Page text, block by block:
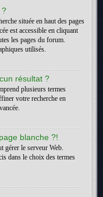
?
située en haut des pages
est accessible en cliquant
les pages du forum.
utilisés.
résultat ?
plusieurs termes
votre recherche en
blanche ?!
gérer le serveur Web.
dans le choix des termes